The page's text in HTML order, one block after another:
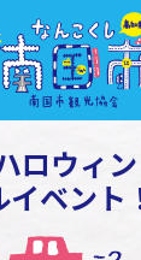
ロウィ
イベント